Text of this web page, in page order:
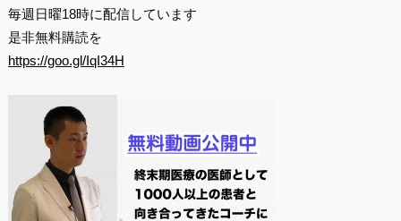
毎週日曜18時に配信しています
是非無料購読を
https://goo.gl/IqI34H